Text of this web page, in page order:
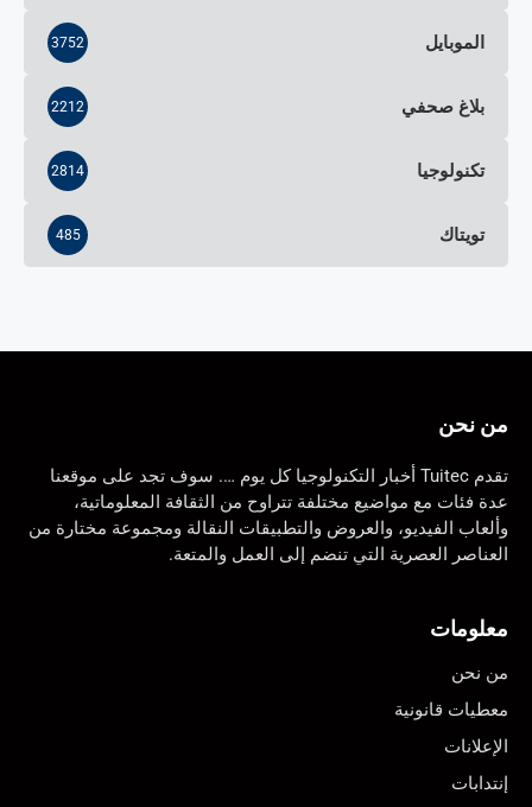
الموبايل 3752
بلاغ صحفي 2212
تكنولوجيا 2814
تويتاك 485
من نحن
تقدم Tuitec أخبار التكنولوجيا كل يوم …. سوف تجد على موقعنا
عدة فئات مع مواضيع مختلفة تتراوح من الثقافة المعلوماتية،
وألعاب الفيديو، والعروض والتطبيقات النقالة ومجموعة مختارة من
العناصر العصرية التي تنضم إلى العمل والمتعة.
معلومات
من نحن
معطيات قانونية
الإعلانات
إنتدابات